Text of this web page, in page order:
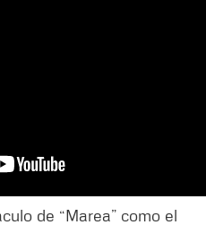
de “Marea” como el